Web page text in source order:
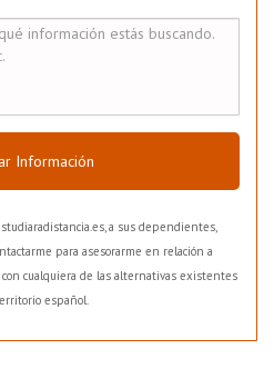
Información
a sus dependientes,
para asesorarme en relación a
cualquiera de las alternativas existentes
español.